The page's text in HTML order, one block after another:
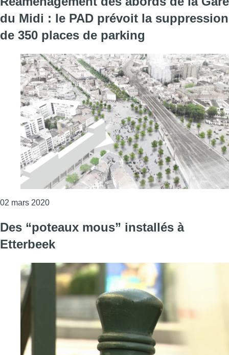
du Midi : le PAD prévoit la suppression
de 350 places de parking
02 mars 2020Consulter l'article "Réaménagement des abords
Des “poteaux mous” installés à
Etterbeek